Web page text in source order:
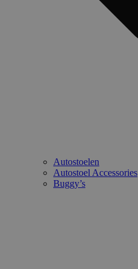
Autostoelen
Autostoel Accessories
Buggy’s